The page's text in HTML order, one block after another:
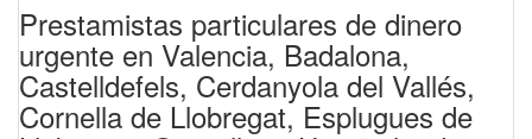
Prestamistas particulares de dinero
urgente en Valencia, Badalona,
Castelldefels, Cerdanyola del Vallés,
Cornella de Llobregat, Esplugues de